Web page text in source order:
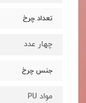
تعداد چرخ
چهار عدد
جنس چرخ
مواد PU